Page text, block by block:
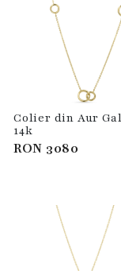
Colier din Aur
14k
RON 3080